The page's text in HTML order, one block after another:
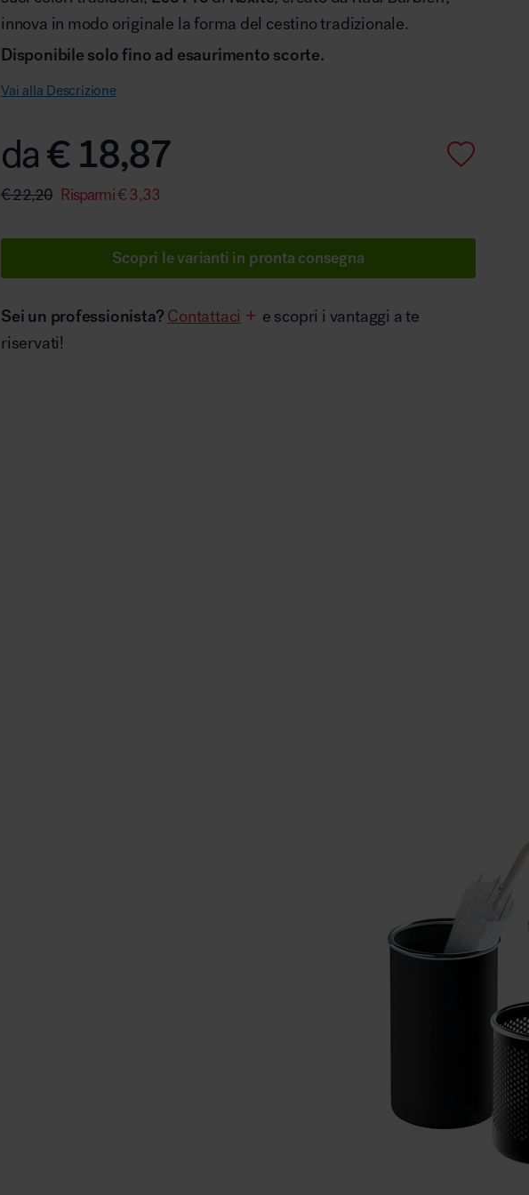
innova in modo originale la forma del cestino tradizionale.
Disponibile solo fino ad esaurimento scorte.
Vai alla Descrizione
da€18,87
€22,20 Risparmi€3,33
Scopri le varianti in pronta consegna
Sei un professionista? Contattaci
e scopri i vantaggi a te
riservati!